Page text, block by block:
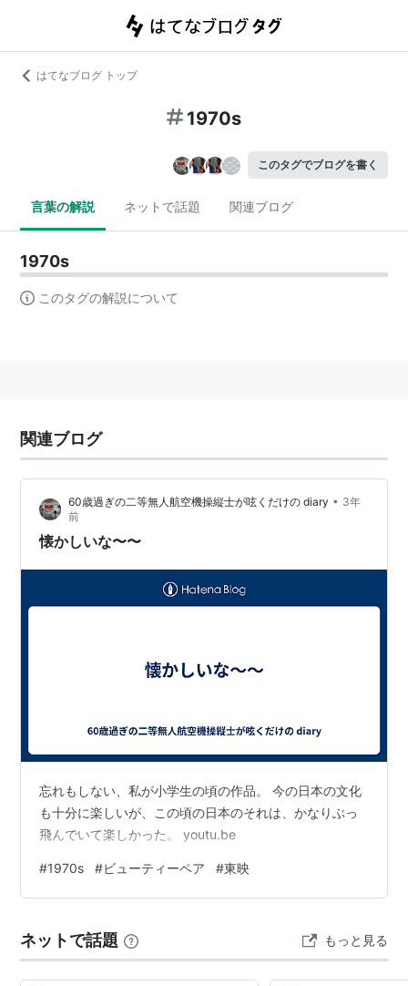
はてなブログ トップ
1970s
このタグでブログを書く
言葉の解説 ネットで話題 関連ブログ
1970s
このタグの解説について
関連ブログ
60歳過ぎの二等無人航空機操縦士が呟くだけの diary • 3年
前
懐かしいな〜〜
忘れもしない、私が小学生の頃の作品。 今の日本の文化
も十分に楽しいが、この頃の日本のそれは、かなりぶっ
飛んでいて楽しかった。 youtu.be
#1970s #ビューティーペア #東映
ネットで話題 もっと見る